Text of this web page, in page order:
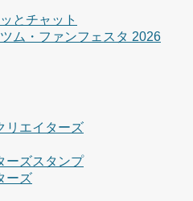
とチャット
ム・ファンフェスタ 2026
リエイターズ
ーズスタンプ
ーズ